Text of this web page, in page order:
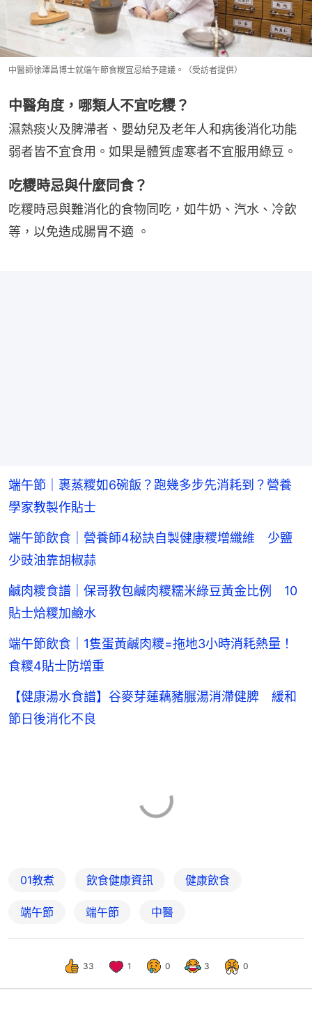
中醫師徐澤昌博士就端午節食糉宜忌給予建議。（受訪者提供）
中醫角度，哪類人不宜吃糭？
濕熱痰火及脾滯者、嬰幼兒及老年人和病後消化功能
弱者皆不宜食用。如果是體質虛寒者不宜服用綠豆。
吃糭時忌與什麼同食？
吃糭時忌與難消化的食物同吃，如牛奶、汽水、冷飲
等，以免造成腸胃不適 。
端午節｜裹蒸糭如6碗飯？跑幾多步先消耗到？營養
學家教製作貼士
端午節飲食｜營養師4秘訣自製健康糭增纖維 少鹽
少豉油靠胡椒蒜
鹹肉糭食譜｜保哥教包鹹肉糭糯米綠豆黃金比例 10
貼士烚糭加鹼水
端午節飲食｜1隻蛋黃鹹肉糭=拖地3小時消耗熱量！
食糭4貼士防增重
【健康湯水食譜】谷麥芽蓮藕豬𦟌湯消滯健脾 緩和
節日後消化不良
01教煮 飲食健康資訊 健康飲食
端午節 端午節 中醫
33 1 0 3 0